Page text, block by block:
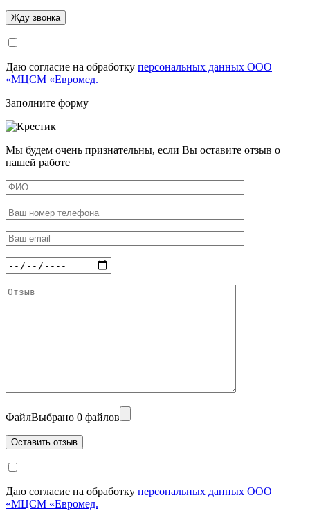
Даю согласие на обработку персональных данных ООО
«МЦСМ «Евромед.
Заполните форму
Мы будем очень признательны, если Вы оставите отзыв о
нашей работе
ФайлВыбрано 0 файлов
Даю согласие на обработку персональных данных ООО
«МЦСМ «Евромед.